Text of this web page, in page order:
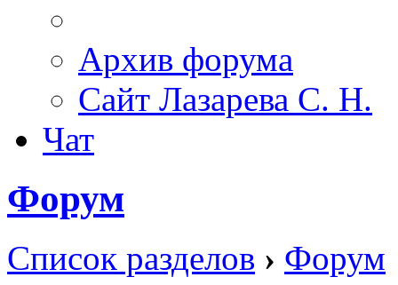
Архив форума
Сайт Лазарева С. Н.
Чат
Форум
Список разделов › Форум